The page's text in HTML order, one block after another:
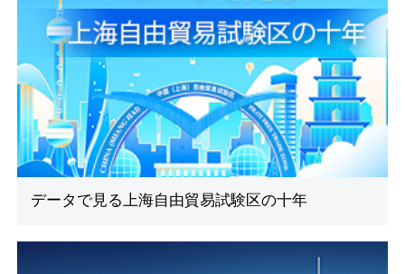
データで見る上海自由貿易試験区の十年